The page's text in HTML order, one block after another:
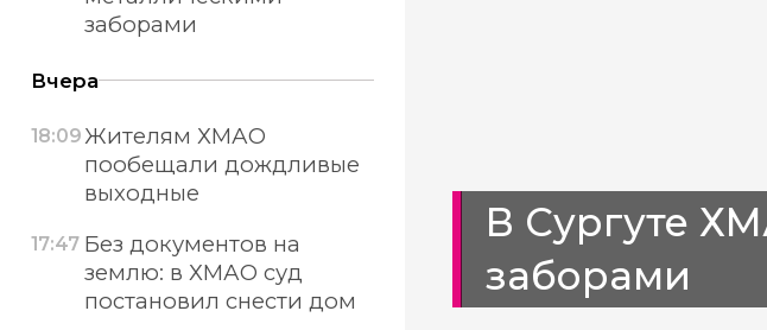
В Сургуте
заборами
заборами
Вчера
18:09 Жителям ХМАО
пообещали дождливые
выходные
17:47 Без документов на
землю: в ХМАО суд
постановил снести дом